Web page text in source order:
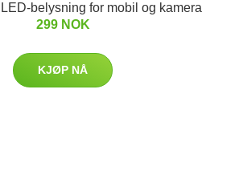
belysning for mobil og kamera
299 NOK
KJØP NÅ